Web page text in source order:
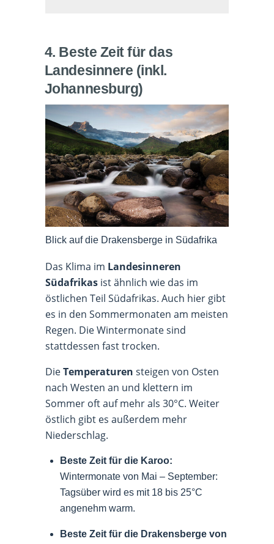
4. Beste Zeit für das
Landesinnere (inkl.
Johannesburg)
Blick auf die Drakensberge in Südafrika
Das Klima im Landesinneren
Südafrikas ist ähnlich wie das im
östlichen Teil Südafrikas. Auch hier gibt
es in den Sommermonaten am meisten
Regen. Die Wintermonate sind
stattdessen fast trocken.
DieTemperaturen steigen von Osten
nach Westen an und klettern im
Sommer oft auf mehr als 30°C. Weiter
östlich gibt es außerdem mehr
Niederschlag.
Beste Zeit für die Karoo:
Wintermonate von Mai – September:
Tagsüber wird es mit 18 bis 25°C
angenehm warm.
Beste Zeit für die Drakensberge von